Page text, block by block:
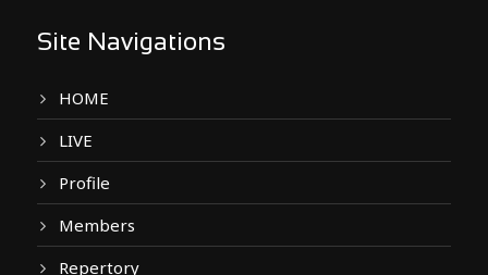
Site Navigations
HOME
LIVE
Profile
Members
Repertory